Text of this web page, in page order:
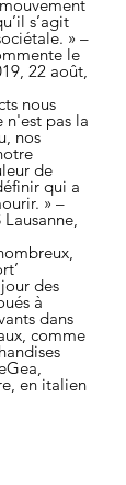
s’agit
» –
le
22 août,
nous
n'est pas la
nos
de
qui a
» –
des
à
dans
comme
en italien